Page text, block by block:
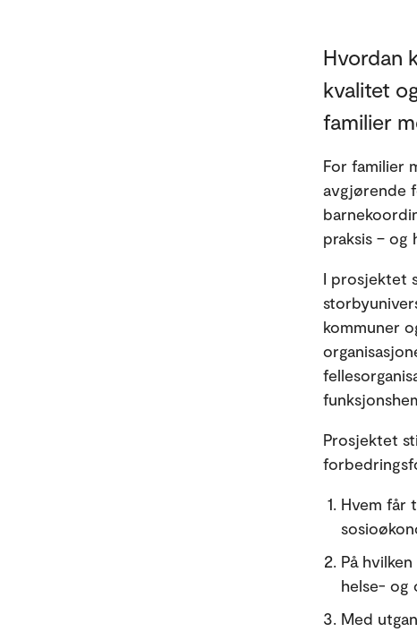
Hvordan
kvalitet
familier
For familier
avgjørende
praksis – og
I prosjektet
kommuner
Prosjektet
Hvem får
På
helse- og
Med